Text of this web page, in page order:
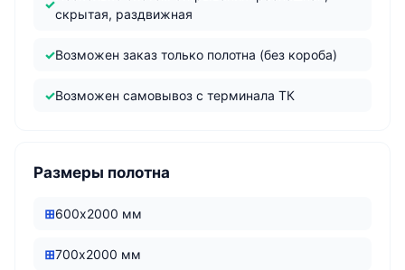
скрытая, раздвижная
Возможен заказ только полотна (без короба)
Возможен самовывоз с терминала ТК
Размеры полотна
600х2000 мм
700х2000 мм